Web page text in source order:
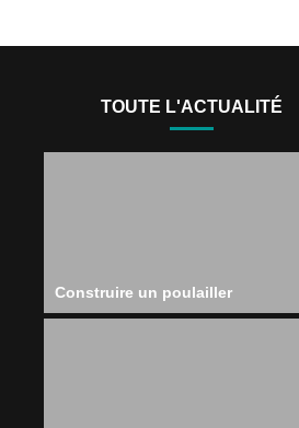
TOUTE L'ACTUALITÉ
Construire un poulailler